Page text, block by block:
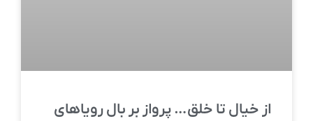
از خیال تا خلق… پرواز بر بال رویاهای